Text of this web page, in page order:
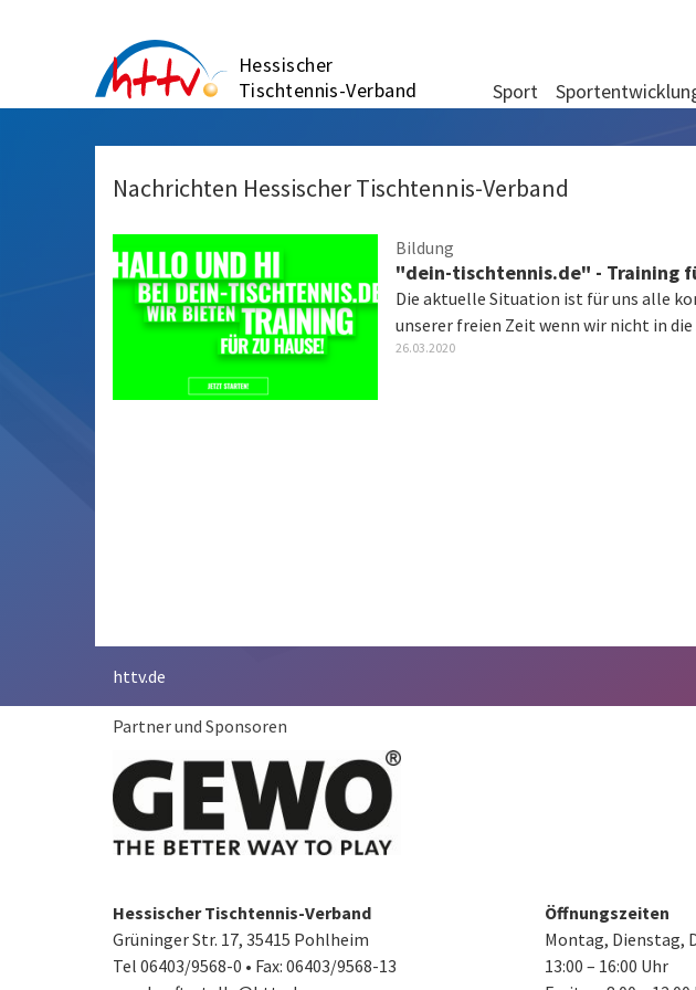
Hessischer
Tischtennis-Verband
Sport
Nachrichten Hessischer Tischtennis-Verband
Bildung
"dein-tischtennis.de" - Training
Die aktuelle Situation ist für uns alle
unserer freien Zeit wenn wir nicht in
26.03.2020
httv.de
Partner und Sponsoren
Hessischer Tischtennis-Verband
Grüninger Str. 17, 35415 Pohlheim
Tel 06403/9568-0 • Fax: 06403/9568-13
Öffnungszeiten
Montag, Dienstag,
13:00 – 16:00 Uhr